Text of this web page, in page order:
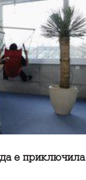
е приключила